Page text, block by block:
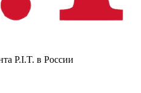
P.I.T. в России